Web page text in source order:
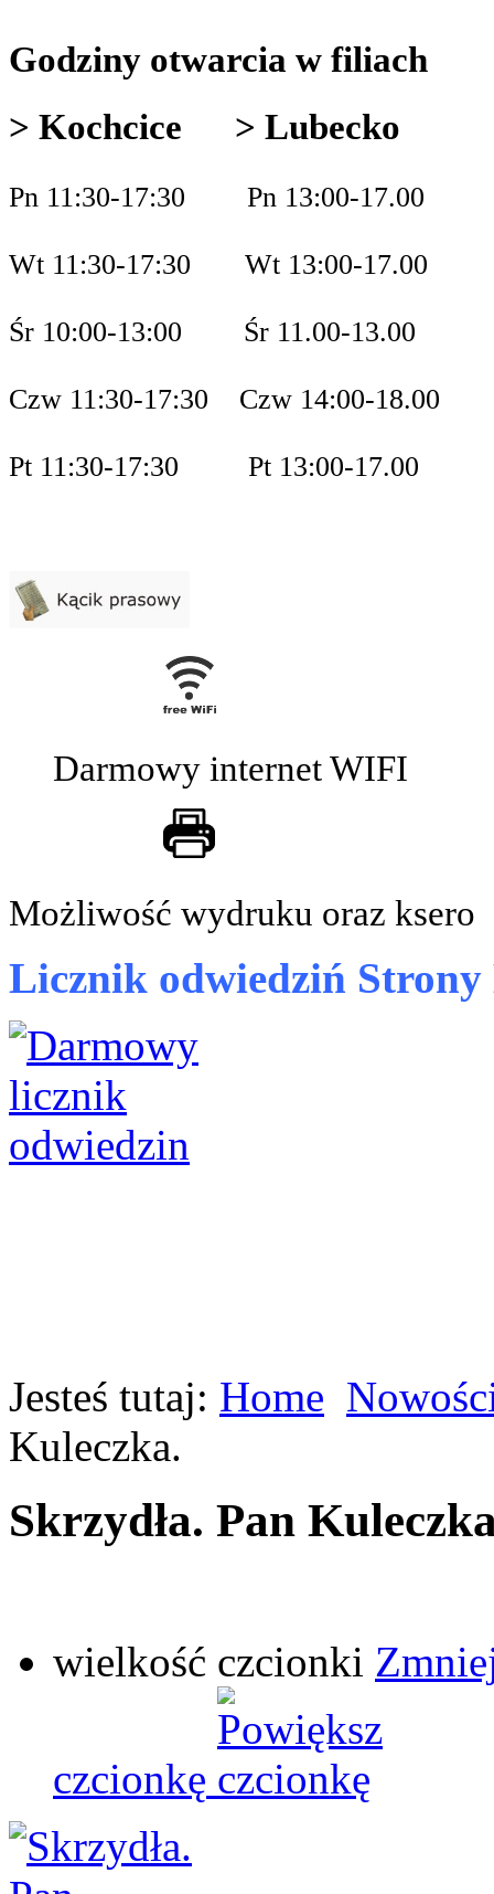
Godziny otwarcia w filiach
> Kochcice > Lubecko
Pn 11:30-17:30 Pn 13:00-17.00
Wt 11:30-17:30 Wt 13:00-17.00
Śr 10:00-13:00 Śr 11.00-13.00
Czw 11:30-17:30 Czw 14:00-18.00
Pt 11:30-17:30 Pt 13:00-17.00
Darmowy internet WIFI
Możliwość wydruku oraz ksero
Licznik odwiedziń
Jesteś tutaj: Home
Kuleczka.
Skrzydła. Pan
wielkość czcionki
czcionkę